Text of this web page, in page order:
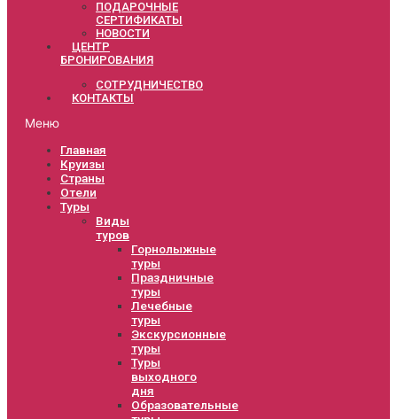
ПОДАРОЧНЫЕ
СЕРТИФИКАТЫ
НОВОСТИ
ЦЕНТР
БРОНИРОВАНИЯ
СОТРУДНИЧЕСТВО
КОНТАКТЫ
Меню
Главная
Круизы
Страны
Отели
Туры
Виды
туров
Горнолыжные
туры
Праздничные
туры
Лечебные
туры
Экскурсионные
туры
Туры
выходного
дня
Образовательные